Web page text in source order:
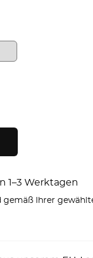
1–3 Werktagen
gemäß Ihrer